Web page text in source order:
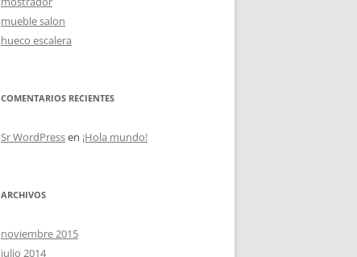
mueble salon
hueco escalera
COMENTARIOS RECIENTES
Sr WordPressen ¡Hola mundo!
ARCHIVOS
noviembre 2015
julio 2014